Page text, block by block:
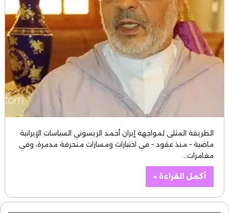
الطريقة المثلى لمواجهة إيران أحمد الريسوني السياسات الإيرانية
ماضية – منذ عقود – في اختيارات ومسارات منحرفة مدمرة، وفي
مغامرات…
أكمل القراءة »